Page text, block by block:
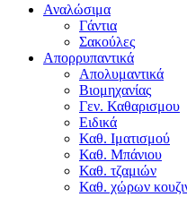
Αναλώσιμα
Γάντια
Σακούλες
Απορρυπαντικά
Απολυμαντικά
Βιομηχανίας
Γεν. Καθαρισμου
Ειδικά
Καθ. Ιματισμού
Καθ. Μπάνιου
Καθ. τζαμιών
Καθ. χώρων